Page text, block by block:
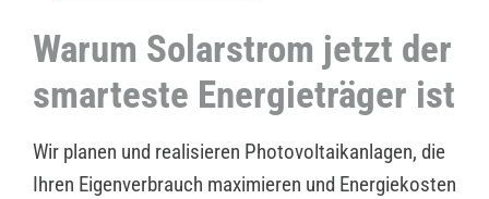
Warum Solarstrom jetzt der
smarteste Energieträger ist
Wir planen und realisieren Photovoltaikanlagen, die
Ihren Eigenverbrauch maximieren und Energiekosten